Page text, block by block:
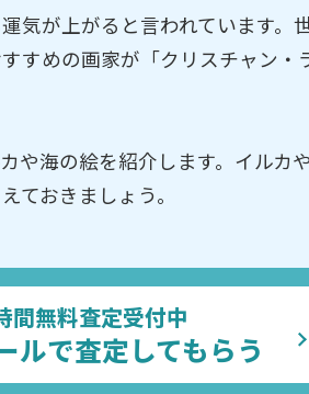
気が上がると言われています。
すめの画家が「クリスチャン・
や海の絵を紹介します。イルカ
ておきましょう。
間無料査定受付中
ルで査定してもらう